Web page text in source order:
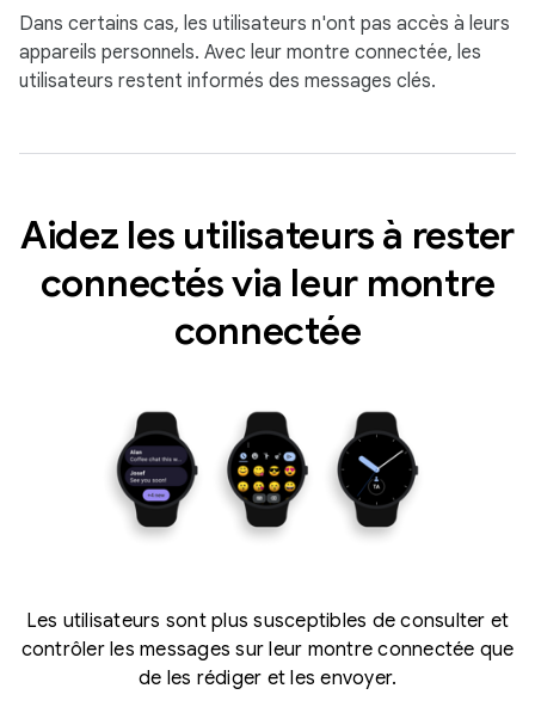
Dans certains cas, les utilisateurs n'ont pas accès à leurs
appareils personnels. Avec leur montre connectée, les
utilisateurs restent informés des messages clés.
Aidez les utilisateurs à rester
connectés via leur montre
connectée
Les utilisateurs sont plus susceptibles de consulter et
contrôler les messages sur leur montre connectée que
de les rédiger et les envoyer.